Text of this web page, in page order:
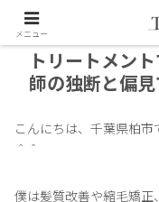
トリートメン
師の独断と偏見
こんにちは、千葉県柏
＾＾
僕は髪質改善や縮毛矯
メニュー